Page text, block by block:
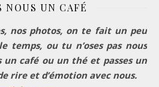
NOUS UN CAFÉ
nos photos, on te fait un peu
temps, ou tu n’oses pas nous
café ou un thé et passes un
rire et d’émotion avec nous.